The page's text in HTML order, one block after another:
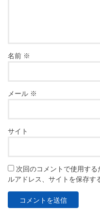
名前 ※
メール ※
サイト
次回のコメントで使用す
ルアドレス、サイトを保存す